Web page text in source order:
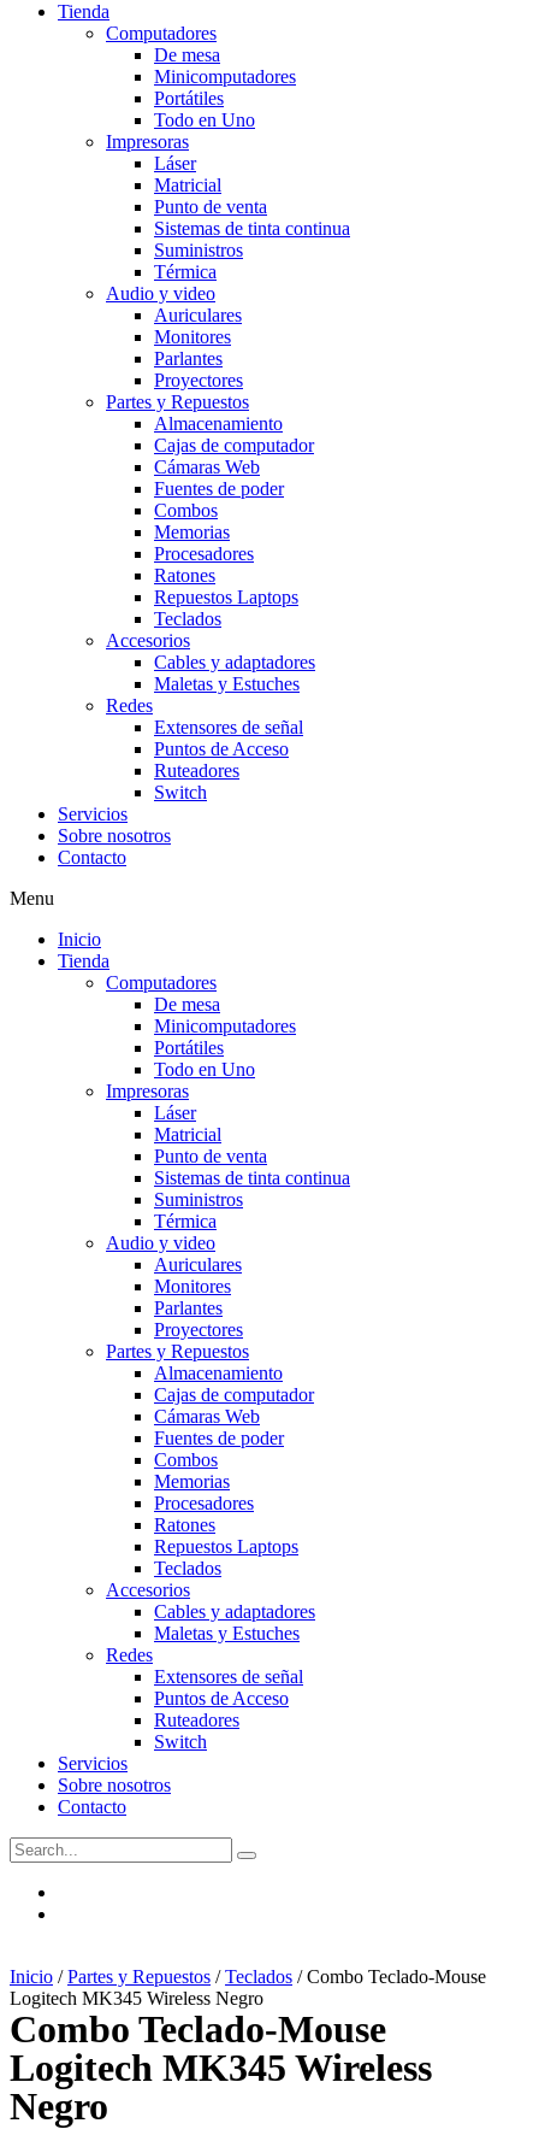
Tienda
Computadores
De mesa
Minicomputadores
Portátiles
Todo en Uno
Impresoras
Láser
Matricial
Punto de venta
Sistemas de tinta continua
Suministros
Térmica
Audio y video
Auriculares
Monitores
Parlantes
Proyectores
Partes y Repuestos
Almacenamiento
Cajas de computador
Cámaras Web
Fuentes de poder
Combos
Memorias
Procesadores
Ratones
Repuestos Laptops
Teclados
Accesorios
Cables y adaptadores
Maletas y Estuches
Redes
Extensores de señal
Puntos de Acceso
Ruteadores
Switch
Servicios
Sobre nosotros
Contacto
Menu
Inicio
Tienda
Computadores
De mesa
Minicomputadores
Portátiles
Todo en Uno
Impresoras
Láser
Matricial
Punto de venta
Sistemas de tinta continua
Suministros
Térmica
Audio y video
Auriculares
Monitores
Parlantes
Proyectores
Partes y Repuestos
Almacenamiento
Cajas de computador
Cámaras Web
Fuentes de poder
Combos
Memorias
Procesadores
Ratones
Repuestos Laptops
Teclados
Accesorios
Cables y adaptadores
Maletas y Estuches
Redes
Extensores de señal
Puntos de Acceso
Ruteadores
Switch
Servicios
Sobre nosotros
Contacto
Inicio /Partes y Repuestos /Teclados / Combo Teclado-Mouse
Logitech MK345 Wireless Negro
Combo Teclado-Mouse
Logitech MK345 Wireless
Negro